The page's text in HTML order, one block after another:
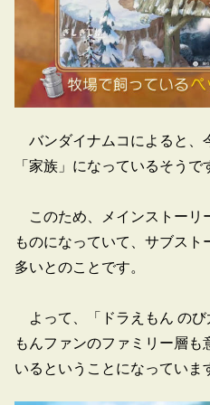
バンダイナムコによると、
「家族」になっているそうで
このため、メインストーリ
ものになっていて、サブス
多いとのことです。
よって、「ドラえもん のび
もんファンのファミリー層
いるということになっていま